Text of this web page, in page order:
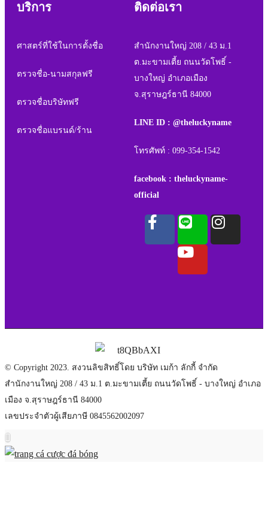
บริการ
ศาสตร์ที่ใช้ในการตั้งชื่อ
ตรวจชื่อ-นามสกุลฟรี
ตรวจชื่อบริษัทฟรี
ตรวจชื่อแบรนด์/ร้าน
ติดต่อเรา
สำนักงานใหญ่ 208 / 43 ม.1
ต.มะขามเตี้ย ถนนวัดโพธิ์ -
บางใหญ่ อำเภอเมือง
จ.สุราษฎร์ธานี 84000
LINE ID : @theluckyname
โทรศัพท์ : 099-354-1542
facebook : theluckyname-
official
© Copyright 2023. สงวนลิขสิทธิ์โดย บริษัท เมก้า ลักกี้ จำกัด
สำนักงานใหญ่ 208 / 43 ม.1 ต.มะขามเตี้ย ถนนวัดโพธิ์ - บางใหญ่ อำเภอ
เมือง จ.สุราษฎร์ธานี 84000
เลขประจำตัวผู้เสียภาษี 0845562002097